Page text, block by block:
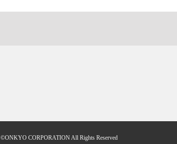
©ONKYO CORPORATION All Rights Reserved